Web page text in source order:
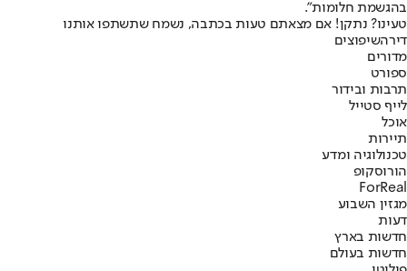
בהגשמת חלומות".
טעינו? נתקן! אם מצאתם טעות בכתבה, נשמח שתשתפו אותנו
דירהשיפוצים
מדורים
ספורט
תרבות ובידור
לייף סטייל
אוכל
תיירות
טכנולוגיה ומדע
הורוסקופ
ForReal
מגזין השבוע
דעות
חדשות בארץ
חדשות בעולם